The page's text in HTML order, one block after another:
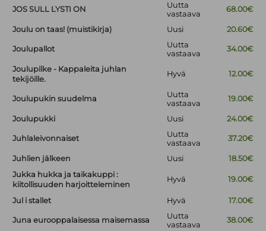
JOS SULL LYSTI ON
Uutta
vastaava
68.00€
Joulu on taas! (muistikirja) Uusi 20.60€
Joulupallot
Uutta
vastaava
34.00€
Joulupilke - Kappaleita juhlan
tekijöille.
Hyvä 12.00€
Joulupukin suudelma
Uutta
vastaava
19.00€
Joulupukki Uusi 24.00€
Juhlaleivonnaiset
Uutta
vastaava
37.20€
Juhlien jälkeen Uusi
18.50€
Jukka hukka ja taikakuppi :
kiitollisuuden harjoitteleminen
Hyvä 19.00€
Jul i stallet Hyvä 17.00€
Juna eurooppalaisessa maisemassa
Uutta
vastaava
38.00€